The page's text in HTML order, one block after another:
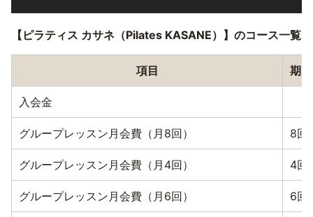
【ピラティス カサネ（Pilates KASANE）】のコース一覧
項目 期
入会金
グループレッスン月会費（月8回） 8回
グループレッスン月会費（月4回） 4回
グループレッスン月会費（月6回） 6回